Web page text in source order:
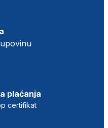
plaćanja
certifikat